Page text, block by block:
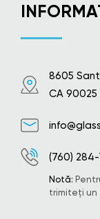
8605
CA
(760)
Notă:
trimiteți un